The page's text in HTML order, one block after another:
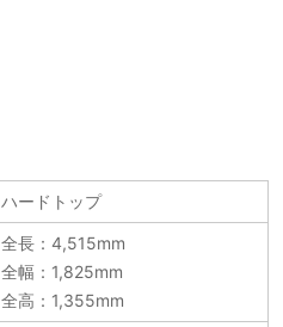
ハードトップ
全長：4,515mm
全幅：1,825mm
全高：1,355mm